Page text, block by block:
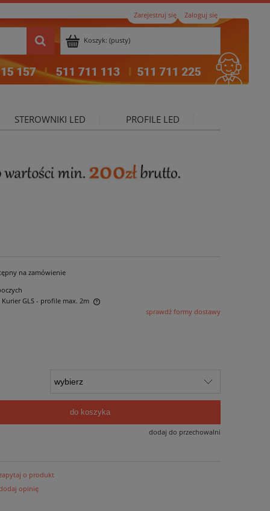
Zarejestruj się Zaloguj się
Koszyk: (pusty)
STEROWNIKI LED PROFILE LED
na zamówienie
Kurier GLS - profile max. 2m
sprawdź formy dostawy
do koszyka
dodaj do przechowalni
o produkt
opinię